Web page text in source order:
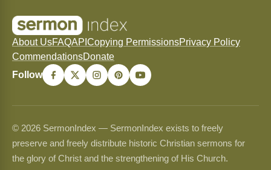
About UsFAQAPI Copying PermissionsPrivacy Policy
CommendationsDonate
Follow
© 2026 SermonIndex — SermonIndex exists to freely
preserve and freely distribute historic Christian sermons for
the glory of Christ and the strengthening of His Church.